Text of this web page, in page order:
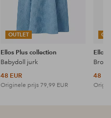
OUTLET
Ellos Plus collection
Babydoll jurk
48 EUR
Originele prijs 79,99 EUR
Ellos
48